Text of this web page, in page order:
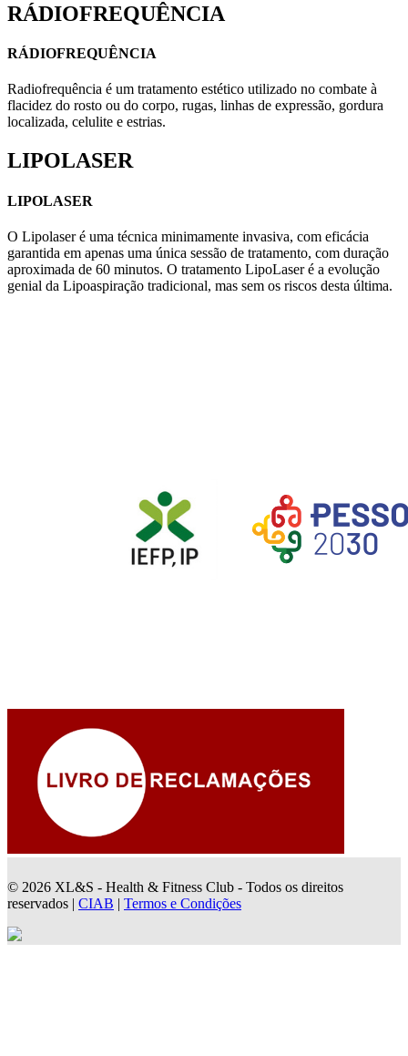
RÁDIOFREQUÊNCIA
RÁDIOFREQUÊNCIA
Radiofrequência é um tratamento estético utilizado no combate à
flacidez do rosto ou do corpo, rugas, linhas de expressão, gordura
localizada, celulite e estrias.
LIPOLASER
LIPOLASER
O Lipolaser é uma técnica minimamente invasiva, com eficácia
garantida em apenas uma única sessão de tratamento, com duração
aproximada de 60 minutos. O tratamento LipoLaser é a evolução
genial da Lipoaspiração tradicional, mas sem os riscos desta última.
© 2026 XL&S - Health & Fitness Club - Todos os direitos
reservados | CIAB | Termos e Condições